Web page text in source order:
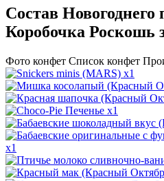
Состав Новогоднего
Коробочка Роскошь
Фото конфет Список конфет
x1
x1
x1